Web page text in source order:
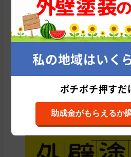
長野市 松本市 上田市 茅野市
安曇野市 諏訪郡 飯田市 佐久市
中野市 下伊那郡 千曲市 小諸市
駒ヶ根市 北安曇郡 大町市 上水
私の地域はいく
ポチポチ押すだ
助成金がもらえるか